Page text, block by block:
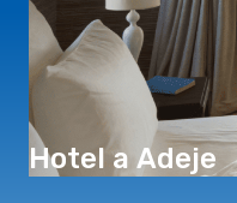
Hotel a Adeje